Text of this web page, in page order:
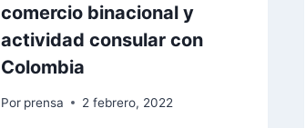
comercio binacional y
actividad consular con
Colombia
Por prensa 2 febrero, 2022